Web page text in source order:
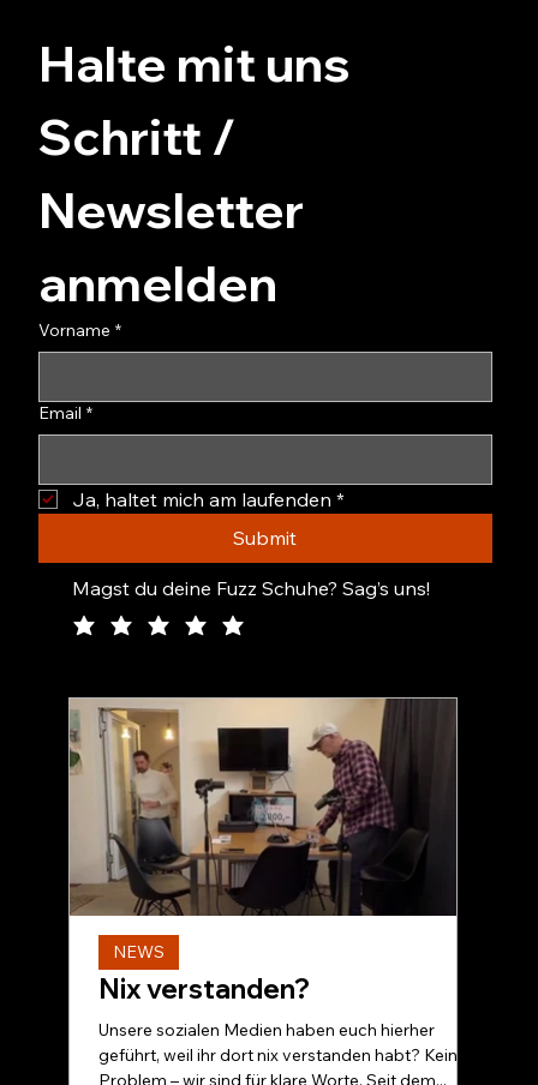
Magst du deine Fuzz Schuhe? Sag’s uns!
Nix verstanden?
Unsere sozialen Medien haben euch hierher
geführt, weil ihr dort nix verstanden habt? Kein
Problem – wir sind für klare Worte. Seit dem...
NEWS
Halte mit uns
Schritt /
Newsletter
anmelden
Vorname *
Email *
Ja, haltet mich am laufenden *
Submit